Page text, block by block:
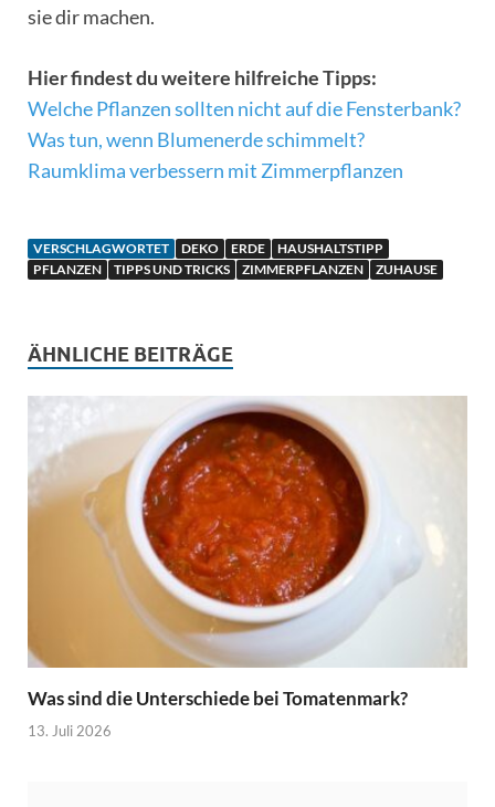
sie dir machen.
Hier findest du weitere hilfreiche Tipps:
Welche Pflanzen sollten nicht auf die Fensterbank?
Was tun, wenn Blumenerde schimmelt?
Raumklima verbessern mit Zimmerpflanzen
VERSCHLAGWORTET DEKO ERDE
HAUSHALTSTIPP
PFLANZEN
TIPPS UND TRICKS ZIMMERPFLANZEN ZUHAUSE
ÄHNLICHE BEITRÄGE
Was sind die Unterschiede bei Tomatenmark?
13. Juli 2026